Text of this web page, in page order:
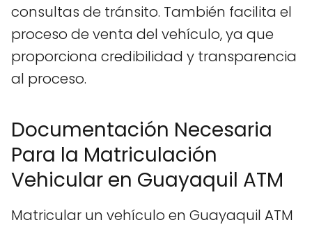
consultas de tránsito. También facilita el
proceso de venta del vehículo, ya que
proporciona credibilidad y transparencia
al proceso.
Documentación Necesaria
Para la Matriculación
Vehicular en Guayaquil ATM
Matricular un vehículo en Guayaquil ATM